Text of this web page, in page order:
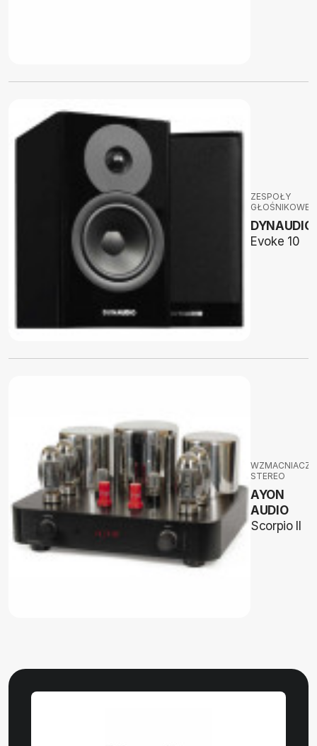
ZESPOŁY
GŁOŚNIKOWE
DYNAUDIO
Evoke 10
WZMACNIACZE
STEREO
AYON
AUDIO
Scorpio II